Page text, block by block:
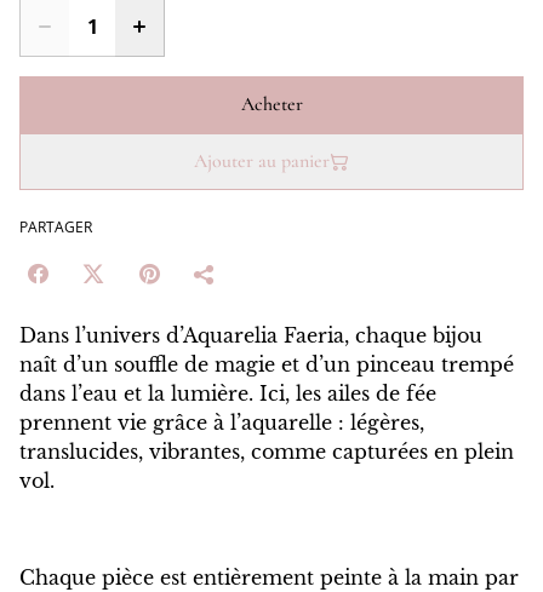
Acheter
Ajouter au panier
PARTAGER
Dans l’univers d’Aquarelia Faeria, chaque bijou
naît d’un souffle de magie et d’un pinceau trempé
dans l’eau et la lumière. Ici, les ailes de fée
prennent vie grâce à l’aquarelle : légères,
translucides, vibrantes, comme capturées en plein
vol.
Chaque pièce est entièrement peinte à la main par